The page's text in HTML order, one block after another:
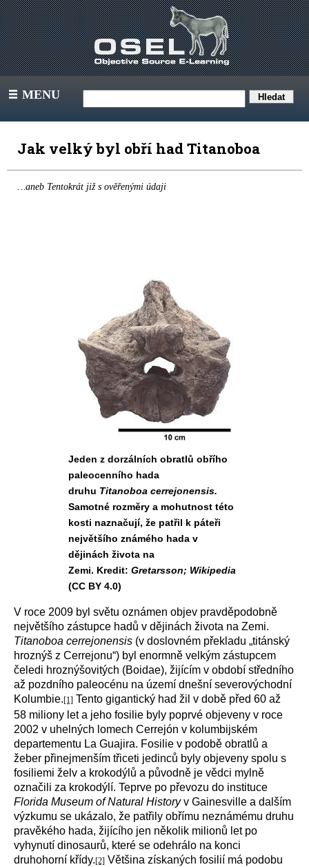
III MENU
Jak velký byl obří had Titanoboa
…aneb Tentokrát již s ověřenými údaji
Jeden z dorzálních obratlů obřího
paleocenního hada
druhu Titanoboa cerrejonensis.
Samotné rozměry a mohutnost této
kosti naznačují, že patřil k páteři
největšího známého hada v
dějinách života na
Zemi. Kredit: Gretarsson; Wikipedia
(CC BY 4.0)
V roce 2009 byl světu oznámen objev pravděpodobně
největšího zástupce hadů v dějinách života na Zemi.
Titanoboa cerrejonensis (v doslovném překladu „titánský
hroznýš z Cerrejonu“) byl enormně velkým zástupcem
čeledi hroznýšovitých (Boidae), žijícím v období středního
až pozdního paleocénu na území dnešní severovýchodní
Kolumbie.[1] Tento gigantický had žil v době před 60 až
58 miliony let a jeho fosilie byly poprvé objeveny v roce
2002 v uhelných lomech Cerrejón v kolumbijském
departementu La Guajira. Fosilie v podobě obratlů a
žeber přinejmenším třiceti jedinců byly objeveny spolu s
fosiliemi želv a krokodýlů a původně je vědci mylně
označili za krokodýlí. Teprve po převozu do instituce
Florida Museum of Natural Historyv Gainesville a dalším
výzkumu se ukázalo, že patřily obřímu neznámému druhu
pravěkého hada, žijícího jen několik milionů let po
vyhynutí dinosaurů, které se odehrálo na konci
druhohorní křídy.[2] Většina získaných fosilií má podobu